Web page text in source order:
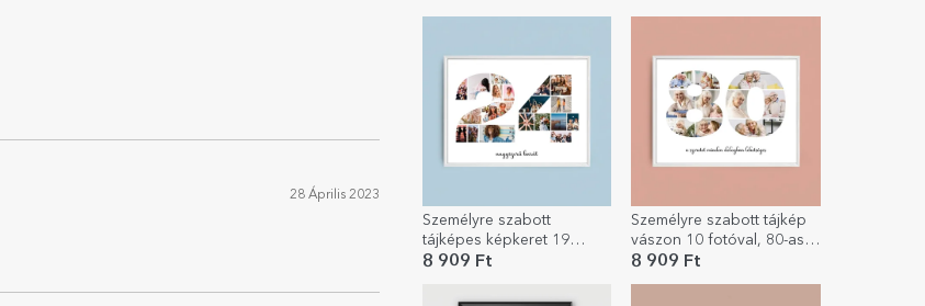
Személyre szabott
tájképes képkeret 19
fotóval, 24-es
szöveges üzenettel
8 909 Ft
Személyre szabott tájkép
vászon 10 fotóval, 80-as
modellszámmal és
8 909 Ft
28 Április 2023